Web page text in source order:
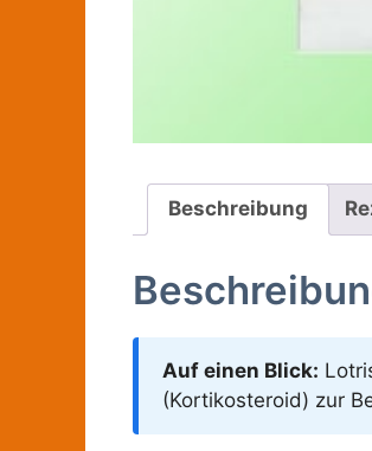
Beschreibung
Auf einen Blick:
(Kortikosteroid) zur